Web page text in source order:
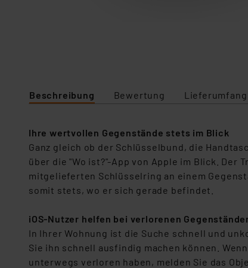
Beschreibung Bewertung Lieferumfang
Ihre wertvollen Gegenstände stets im Blick
Ganz gleich ob der Schlüsselbund, die
über die "Wo ist?"-App von Apple im Blick.
mitgelieferten Schlüsselring an einem
somit stets, wo er sich gerade befindet.
iOS-Nutzer helfen bei verlorenen
In Ihrer Wohnung ist die Suche schnell und
Sie ihn schnell ausfindig machen können.
unterwegs verloren haben, melden Sie das